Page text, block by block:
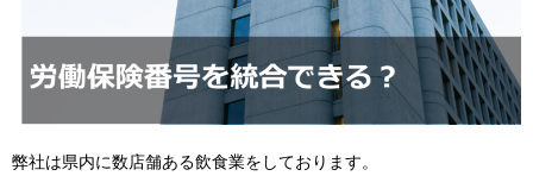
弊社は県内に数店舗ある飲食業をしております。